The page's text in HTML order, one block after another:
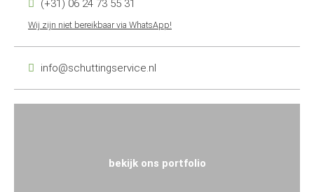
(+31) 06 24 73 55 31
Wij zijn niet bereikbaar via WhatsApp!
info@schuttingservice.nl
bekijk ons portfolio